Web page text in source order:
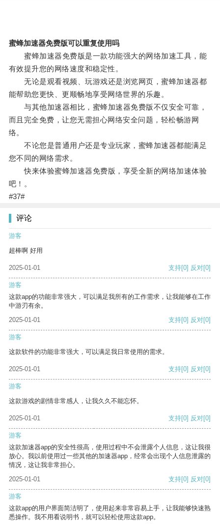
蜜蜂加速器免费版可以重复使用吗
蜜蜂加速器免费版是一款功能强大的网络加速工具，能
有效提升您的网络速度和稳定性。
无论是观看视频、玩游戏还是浏览网页，蜜蜂加速器都
能帮助您更快、更顺畅地享受网络世界的乐趣。
与其他加速器相比，蜜蜂加速器免费版不仅安全可靠，
而且完全免费，让您无需担心网络安全问题，轻松畅游网
络。
不论您是普通用户还是专业玩家，蜜蜂加速器都能满足
您不同的网络需求。
快来体验蜜蜂加速器免费版，享受全新的网络加速体验
吧！。
#37#
评论
游客
超棒啊 好用
2025-01-01 支持[0] 反对[0]
游客
这款app的功能非常强大，可以满足我所有的工作需求，让我能够在工作
中游刃有余。
2025-01-01
支持[0] 反对[0]
游客
这款软件的功能非常强大，可以满足我日常使用的需求。
2025-01-01 支持[0] 反对[0]
游客
这款游戏的剧情非常感人，让我久久不能忘怀。
2025-01-01 支持[0] 反对[0]
游客
这款加速器app的安全性很高，使用过程中不会泄露个人信息，这让我很
放心。我以前使用过一些其他的加速器app，经常会出现个人信息泄露的
情况，这让我非常担心。
2025-01-01
支持[0] 反对[0]
游客
这款app的用户界面简洁明了，使用起来非常容易上手，让我能够快速熟
悉操作。我不用看说明书，就可以轻松使用这款app。